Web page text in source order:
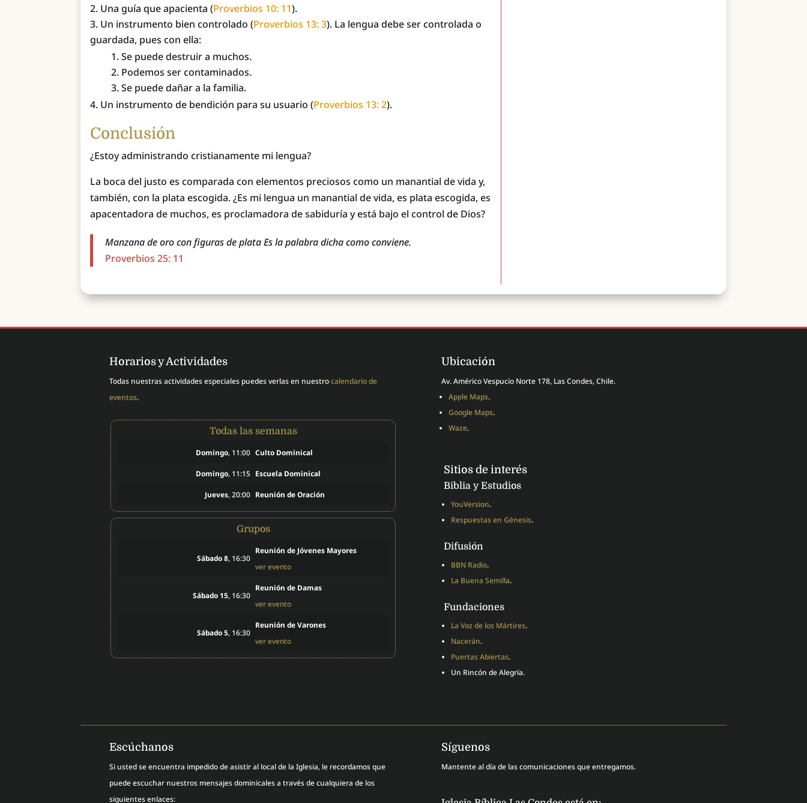
Una guía que apacienta (Proverbios 10: 11).
Un instrumento bien controlado (Proverbios 13: 3). La lengua debe ser controlada o
guardada, pues con ella:
Se puede destruir a muchos.
Podemos ser contaminados.
Se puede dañar a la familia.
Un instrumento de bendición para su usuario (Proverbios 13: 2).
Conclusión
¿Estoy administrando cristianamente mi lengua?
La boca del justo es comparada con elementos preciosos como un manantial de vida y,
también, con la plata escogida. ¿Es mi lengua un manantial de vida, es plata escogida, es
apacentadora de muchos, es proclamadora de sabiduría y está bajo el control de Dios?
Manzana de oro con figuras de plata Es la palabra dicha como conviene.
Proverbios 25: 11
Horarios y Actividades
Todas nuestras actividades especiales puedes verlas en nuestrocalendario de
eventos.
Todas las semanas
Domingo, 11:00 Culto Dominical
Domingo, 11:15 Escuela Dominical
Jueves, 20:00 Reunión de Oración
Grupos
Sábado 8, 16:30
Reunión de Jóvenes Mayores
ver evento
Sábado 15, 16:30
Reunión de Damas
ver evento
Sábado 5, 16:30
Reunión de Varones
ver evento
Ubicación
Av. Américo Vespucio Norte 178, Las Condes, Chile.
Apple Maps.
Google Maps.
Waze.
Sitios de interés
Biblia y Estudios
YouVersion.
Respuestas en Génesis.
Difusión
BBN Radio.
La Buena Semilla.
Fundaciones
La Voz de los Mártires.
Nacerán.
Puertas Abiertas.
Un Rincón de Alegría.
Escúchanos
Si usted se encuentra impedido de asistir al local de la Iglesia, le recordamos que
puede escuchar nuestros mensajes dominicales a través de cualquiera de los
siguientes enlaces:
Síguenos
Mantente al día de las comunicaciones que entregamos.